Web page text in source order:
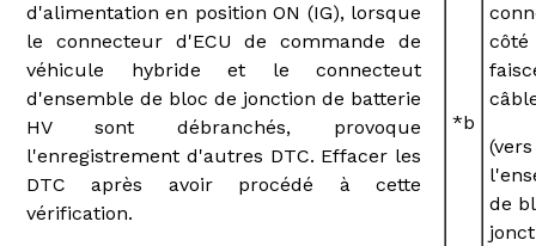
d'alimentation en position ON (IG), lorsque
le connecteur d'ECU de commande de
véhicule hybride et le connecteut
d'ensemble de bloc de jonction de batterie
HV sont débranchés, provoque
l'enregistrement d'autres DTC. Effacer les
DTC après avoir procédé à cette
vérification.
*b
côté
(vers
de